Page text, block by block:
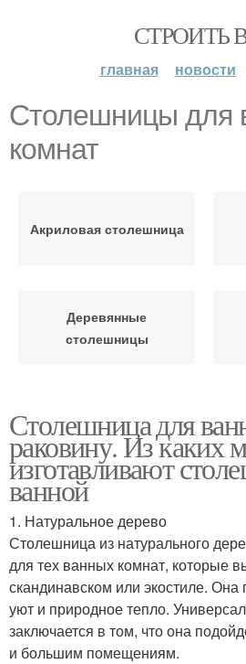
СТРОИТЬ
главная новости
Столешницы для
комнат
Акриловая столешница
Деревянные
столешницы
комнату
Комнаты под раковину
Камень для
столешницы
Столешница для
раковину. Из каких
изготавливают
ванной
1. Натуральное дерево
Столешница из натурального
для тех ванных комнат, которые
скандинавском или экостиле.
уют и природное тепло.
заключается в том, что она
и большим помещениям.